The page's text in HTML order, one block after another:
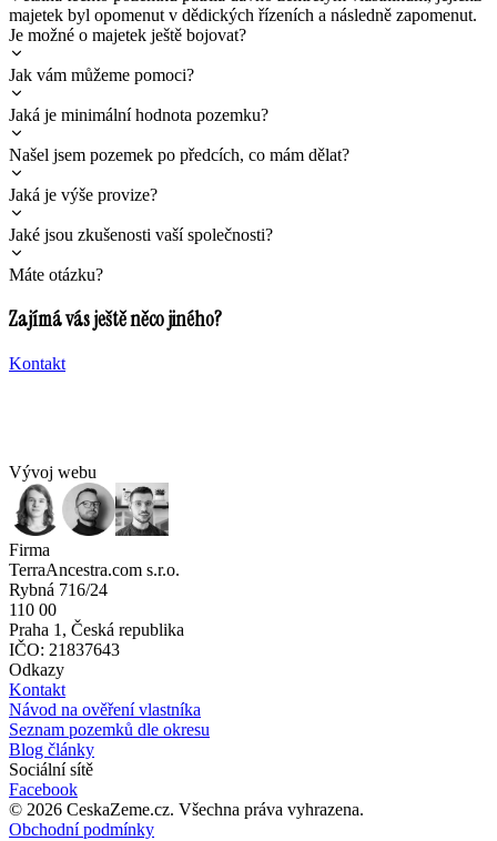
majetek byl opomenut v dědických řízeních a následně zapomenut.
Je možné o majetek ještě bojovat?
Jak vám můžeme pomoci?
Jaká je minimální hodnota pozemku?
Našel jsem pozemek po předcích, co mám dělat?
Jaká je výše provize?
Jaké jsou zkušenosti vaší společnosti?
Máte otázku?
Zajímá vás ještě něco jiného?
Kontakt
Vývoj webu
Firma
TerraAncestra.com s.r.o.
Rybná 716/24
110 00
Praha 1, Česká republika
IČO: 21837643
Odkazy
Kontakt
Návod na ověření vlastníka
Seznam pozemků dle okresu
Blog články
Sociální sítě
Facebook
© 2026 CeskaZeme.cz. Všechna práva vyhrazena.
Obchodní podmínky